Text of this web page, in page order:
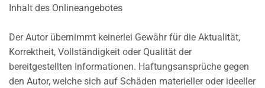
Inhalt des Onlineangebotes
Der Autor übernimmt keinerlei Gewähr für die Aktualität,
Korrektheit, Vollständigkeit oder Qualität der
bereitgestellten Informationen. Haftungsansprüche gegen
den Autor, welche sich auf Schäden materieller oder ideeller